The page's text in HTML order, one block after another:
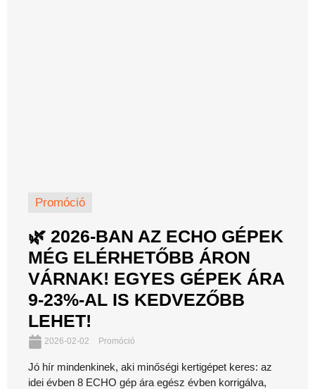
Promóció
🌿 2026-BAN AZ ECHO GÉPEK
MÉG ELÉRHETŐBB ÁRON
VÁRNAK! EGYES GÉPEK ÁRA
9-23%-AL IS KEDVEZŐBB
LEHET!
2026-02-02 Promóció
Jó hír mindenkinek, aki minőségi kertigépet keres: az
idei évben 8 ECHO gép ára egész évben korrigálva,